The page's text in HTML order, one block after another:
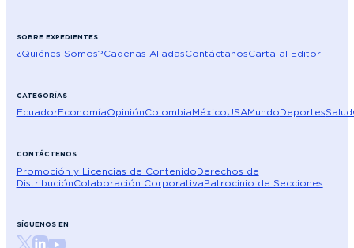
SOBRE EXPEDIENTES
¿Quiénes Somos?Cadenas AliadasContáctanosCarta al Editor
CATEGORÍAS
EcuadorEconomíaOpiniónColombiaMéxicoUSAMundoDeportesSalud
CONTÁCTENOS
Promoción y Licencias de ContenidoDerechos de
DistribuciónColaboración CorporativaPatrocinio de Secciones
SÍGUENOS EN